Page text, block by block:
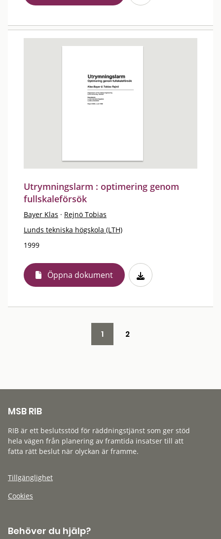
Utrymningslarm : optimering genom
fullskaleförsök
Bayer Klas · Rejnö Tobias
Lunds tekniska högskola (LTH)
1999
Öppna dokument
1 2
MSB RIB
RIB är ett beslutsstöd för räddningstjänst som ger stöd
hela vägen från planering av framtida insatser till att
fatta rätt beslut när olyckan är framme.
Tillgänglighet
Cookies
Behöver du hjälp?